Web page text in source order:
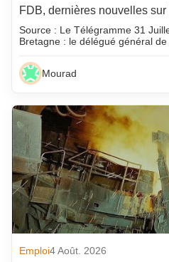
FDB, dernières nouvelles sur
Source : Le Télégramme 31
Bretagne : le délégué général
Mourad
Emploi4 Août. 2026